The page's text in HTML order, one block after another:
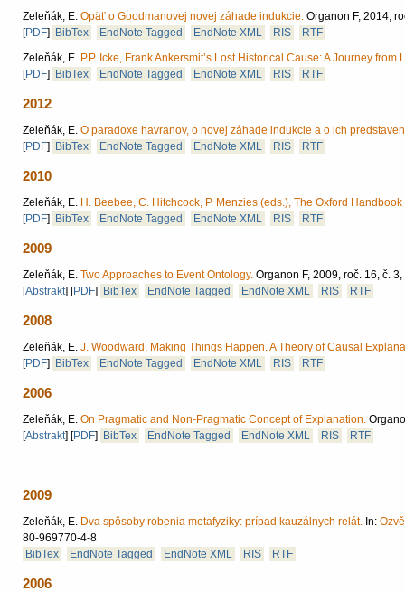
Zeleňák, E. Opäť o Goodmanovej novej záhade indukcie. Organon F, 2014,
[PDF] BibTex EndNote Tagged EndNote XML RIS
RTF
Zeleňák, E. P.P. Icke, Frank Ankersmit’s Lost Historical Cause: A Journey
[PDF] BibTex EndNote Tagged EndNote XML RIS RTF
2012
Zeleňák, E. O paradoxe havranov, o novej záhade indukcie a o ich
[PDF] BibTex EndNote Tagged EndNote XML RIS RTF
2010
Zeleňák, E. H. Beebee, C. Hitchcock, P. Menzies (eds.), The Oxford
[PDF] BibTex EndNote Tagged EndNote XML RIS RTF
2009
Zeleňák, E. Two Approaches to Event Ontology. Organon F, 2009, roč. 16, č.
[Abstrakt] [PDF] BibTex EndNote Tagged EndNote XML RIS RTF
2008
Zeleňák, E. J. Woodward, Making Things Happen. A Theory of Causal
[PDF] BibTex EndNote Tagged EndNote XML RIS RTF
2006
Zeleňák, E. On Pragmatic and Non-Pragmatic Concept of Explanation.
[Abstrakt] [PDF] BibTex EndNote Tagged EndNote XML RIS RTF
2009
Zeleňák, E. Dva spôsoby robenia metafyziky: prípad kauzálnych relát. In:
80-969770-4-8
BibTex
EndNote Tagged EndNote XML RIS RTF
2006